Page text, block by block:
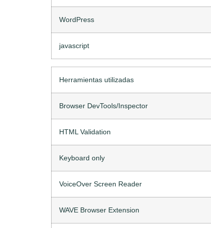
WordPress
javascript
Herramientas utilizadas
Browser DevTools/Inspector
HTML Validation
Keyboard only
VoiceOver Screen Reader
WAVE Browser Extension